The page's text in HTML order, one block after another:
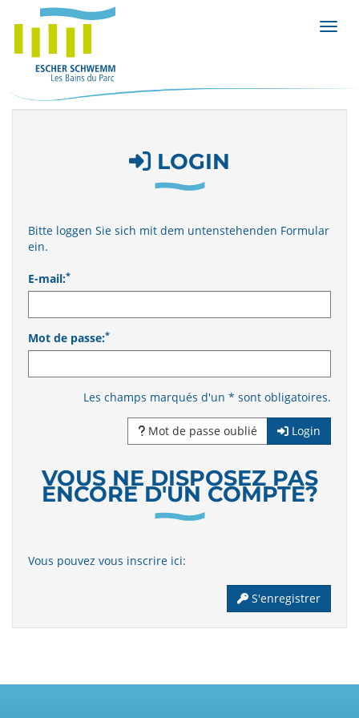
LOGIN
Bitte loggen Sie sich mit dem untenstehenden Formular
ein.
E-mail:*
Mot de passe:*
Les champs marqués d'un * sont obligatoires.
Mot de passe oublié Login
VOUS NE DISPOSEZ PAS
ENCORE D'UN COMPTE?
Vous pouvez vous inscrire ici:
S'enregistrer